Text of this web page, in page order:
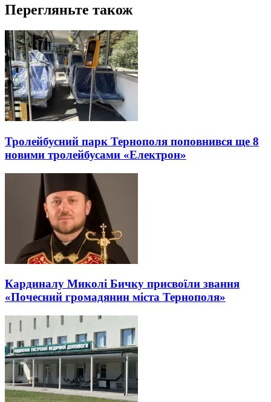
Перегляньте також
Тролейбусний парк Тернополя поповнився ще 8
новими тролейбусами «Електрон»
Кардиналу Миколі Бичку присвоїли звання
«Почесний громадянин міста Тернополя»